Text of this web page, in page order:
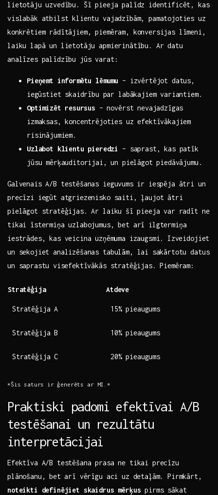
lietotāju uzvedību. Šī pieeja palīdz identificēt, kas‌
vislabāk atbilst klientu vajadzībām, pamatojoties⁣ uz
konkrētiem rādītājiem, piemēram, konversijas līmeni,
‌laiku lapā un lietotāju​ apmierinātību. Ar datu
analīzes ‌palīdzību‌ jūs varat:
Pieņemt informētu‍ lēmumu – izvērtējot ​datus,
⁣iegūstiet skaidrību par labākajiem variantiem.
Optimizēt⁤ resursus – novērst nevajadzīgas
izmaksas, koncentrējoties uz efektīvākajiem
risinājumiem.
Uzlabot‌ klientu pieredzi
– saprast, kas patīk
jūsu mērķauditorijai, un ⁢pielāgot piedāvājumu.
Galvenais A/B testēšanas ieguvums⁣ ir iespēja ātri un
precīzi iegūt atgriezenisko saiti, ļaujot ātri
pielāgot stratēģijas. Ar laiku šī ⁤pieeja var radīt ne
tikai īstermiņa‍ uzlabojumus, bet arī ilgtermiņa
iestrādes,​ kas veicina⁣ uzņēmuma izaugsmi.⁢ Izveidojiet
un sekojiet analizēšanas tabulām,‌ lai ⁤sakārtotu ‌datus
un saprastu ⁤visefektīvākās stratēģijas. Piemēram:
Stratēģija Atdeve
Stratēģija A 15% pieaugums
Stratēģija B 10% pieaugums
Stratēģija C 20% pieaugums
*Šis saturs⁢ ir ģenerēts ar MI.*
Praktiski padomi efektīvai‌ A/B
testēšanai ⁤un rezultātu
interpretācijai
Efektīva​ A/B testēšana prasa ne tikai‍ precīzu
plānošanu,⁤ bet arī vērīgu aci uz detaļām.‍ Pirmkārt,
noteikti definējiet skaidrus mērķus pirms sākat